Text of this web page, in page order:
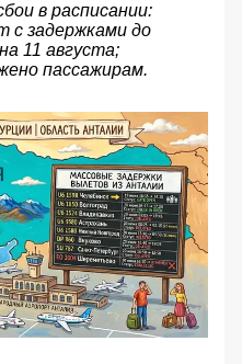
в расписании:
с задержками до
11 августа;
пассажирам.